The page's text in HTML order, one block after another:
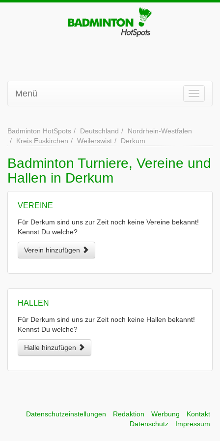
Menü
Badminton HotSpots Deutschland
Nordrhein-Westfalen
Kreis Euskirchen
Weilerswist Derkum
Badminton Turniere, Vereine und
Hallen in Derkum
VEREINE
Für Derkum sind uns zur Zeit noch keine Vereine bekannt!
Kennst Du welche?
Verein hinzufügen
HALLEN
Für Derkum sind uns zur Zeit noch keine Hallen bekannt!
Kennst Du welche?
Halle hinzufügen
Datenschutzeinstellungen Redaktion Werbung
Kontakt
Datenschutz
Impressum